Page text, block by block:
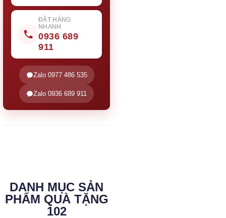
ĐẶT HÀNG
NHANH
0936 689
911
Zalo 0977 486 535
Zalo 0936 689 911
DANH MỤC SẢN
PHẨM QUÀ TẶNG
102